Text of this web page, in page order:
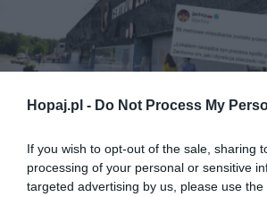
Hopaj.pl - Do Not Process My
If you wish to opt-out of the sale, sharing
processing of your personal or sensitive
targeted advertising by us, please use
Komentuj Dodaj do ulubionych Dodaj do przyjaciół